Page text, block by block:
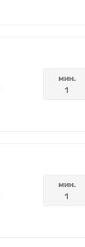
мин.
1
мин.
1